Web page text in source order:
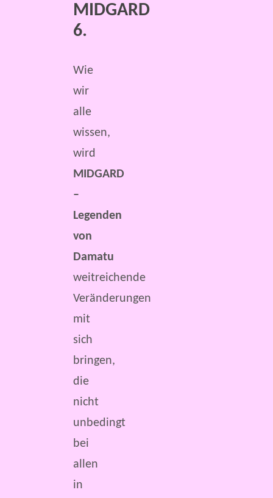
MIDGARD
6.
Wie
wir
alle
wissen,
wird
MIDGARD
–
Legenden
von
Damatu
weitreichende
Veränderungen
mit
sich
bringen,
die
nicht
unbedingt
bei
allen
in